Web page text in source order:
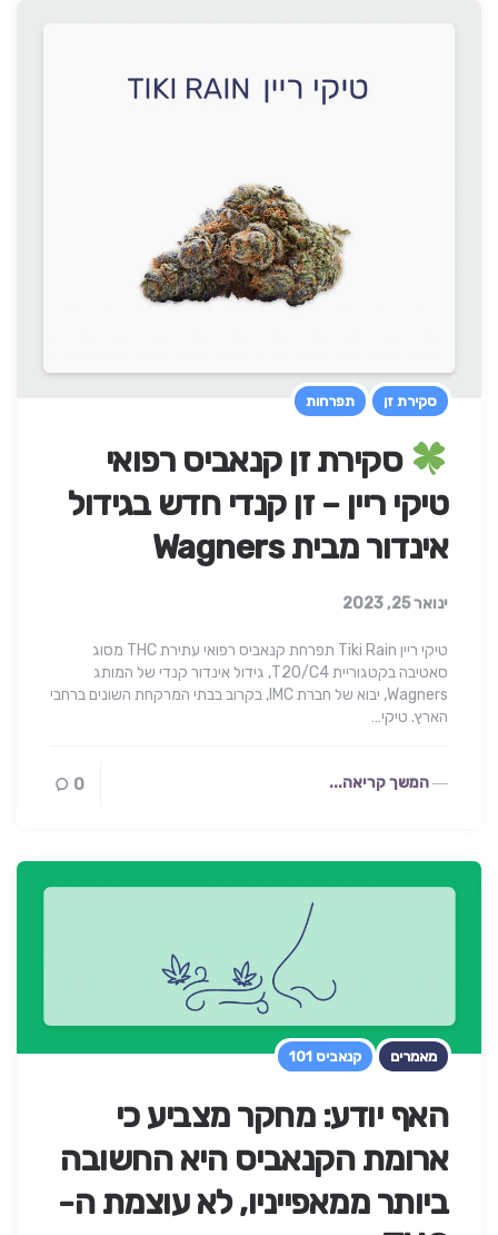
סקירת זן תפרחות
סקירת זן קנאביס רפואי
טיקי ריין – זן קנדי חדש בגידול
אינדור מבית Wagners
ינואר 25, 2023
טיקי ריין Tiki Rain תפרחת קנאביס רפואי עתירת THC מסוג
סאטיבה בקטגוריית T20/C4, גידול אינדור קנדי של המותג
Wagners, יבוא של חברת IMC, בקרוב בבתי המרקחת השונים ברחבי
הארץ. טיקי…
המשך קריאה... 0
מאמרים קנאביס 101
האף יודע: מחקר מצביע כי
ארומת הקנאביס היא החשובה
ביותר ממאפייניו, לא עוצמת ה-